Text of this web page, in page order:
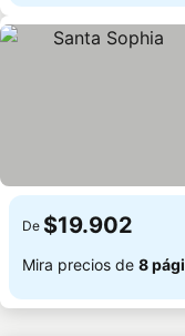
De $19.902
Mira precios de 8